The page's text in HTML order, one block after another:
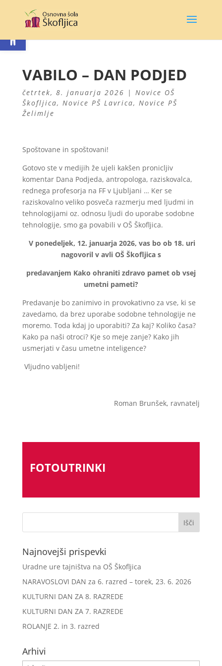
Open toolbar
VABILO – DAN PODJED
četrtek, 8. januarja 2026 | Novice OŠ
Škofljica, Novice PŠ Lavrica, Novice PŠ
Želimlje
Spoštovane in spoštovani!
Gotovo ste v medijih že ujeli kakšen pronicljiv
komentar Dana Podjeda, antropologa, raziskovalca,
rednega profesorja na FF v Ljubljani … Ker se
raziskovalno veliko posveča razmerju med ljudmi in
tehnologijami oz. odnosu ljudi do uporabe sodobne
tehnologije, smo ga povabili v OŠ Škofljica.
V ponedeljek, 12. januarja 2026, vas bo ob 18. uri
nagovoril v avli OŠ Škofljica s
predavanjem Kako ohraniti zdravo pamet ob vsej
umetni pameti?
Predavanje bo zanimivo in provokativno za vse, ki se
zavedamo, da brez uporabe sodobne tehnologije ne
moremo. Toda kdaj jo uporabiti? Za kaj? Koliko časa?
Kako pa naši otroci? Kje so meje zanje? Kako jih
usmerjati v času umetne inteligence?
Vljudno vabljeni!
Roman Brunšek, ravnatelj
FOTOUTRINKI
Najnovejši prispevki
Uradne ure tajništva na OŠ Škofljica
NARAVOSLOVI DAN za 6. razred – torek, 23. 6. 2026
KULTURNI DAN ZA 8. RAZREDE
KULTURNI DAN ZA 7. RAZREDE
ROLANJE 2. in 3. razred
Arhivi